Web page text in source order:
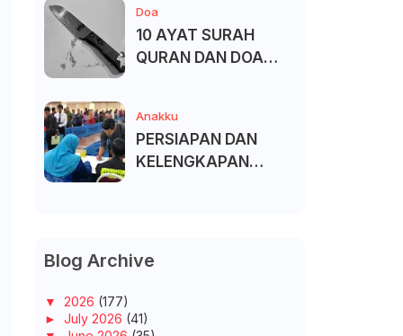
Doa
10 AYAT SURAH
QURAN DAN DOA
Anakku
PERSIAPAN DAN
KELENGKAPAN
Blog Archive
▼ 2026 (177)
► July 2026 (41)